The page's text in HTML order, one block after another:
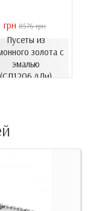
грн 8576 грн
Пусеты из
золота с
эмалью
(СП1206.4Ли)